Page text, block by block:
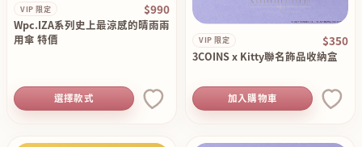
VIP 限定 $990
Wpc.IZA系列史上最涼感的晴雨兩
用傘 特價
選擇款式
VIP 限定 $350
3COINS x Kitty聯名飾品收納盒
加入購物車